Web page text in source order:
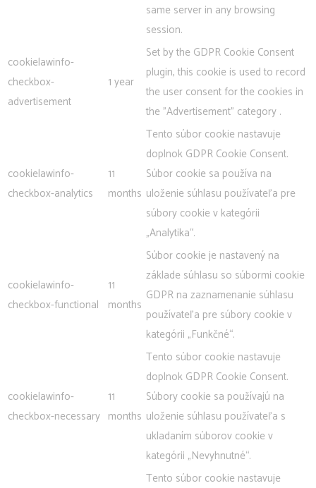
same server in any browsing
session.
cookielawinfo-
checkbox-
advertisement
1 year
Set by the GDPR Cookie Consent
plugin, this cookie is used to record
the user consent for the cookies in
the "Advertisement" category .
cookielawinfo-
checkbox-analytics
11
months
Tento súbor cookie nastavuje
doplnok GDPR Cookie Consent.
Súbor cookie sa používa na
uloženie súhlasu používateľa pre
súbory cookie v kategórii
„Analytika“.
cookielawinfo-
checkbox-functional
11
months
Súbor cookie je nastavený na
základe súhlasu so súbormi cookie
GDPR na zaznamenanie súhlasu
používateľa pre súbory cookie v
kategórii „Funkčné“.
cookielawinfo-
checkbox-necessary
11
months
Tento súbor cookie nastavuje
doplnok GDPR Cookie Consent.
Súbory cookie sa používajú na
uloženie súhlasu používateľa s
ukladaním súborov cookie v
kategórii „Nevyhnutné“.
Tento súbor cookie nastavuje